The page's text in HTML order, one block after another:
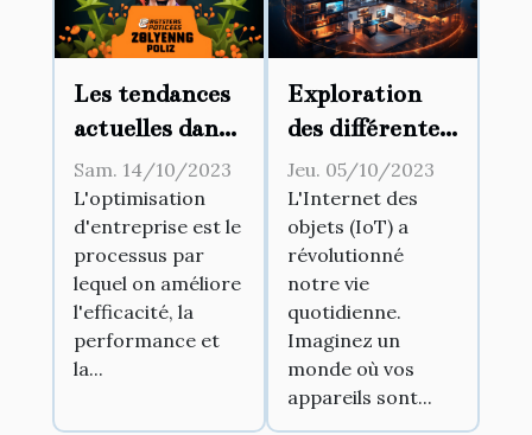
Les tendances
actuelles dans
l'optimisation
d'entreprise
Sam. 14/10/2023
L'optimisation
d'entreprise est le
processus par
lequel on améliore
l'efficacité, la
performance et
la...
Exploration
des différentes
utilisations de
l'IoT dans la
vie
quotidienne
Jeu. 05/10/2023
L'Internet des
objets (IoT) a
révolutionné
notre vie
quotidienne.
Imaginez un
monde où vos
appareils sont...